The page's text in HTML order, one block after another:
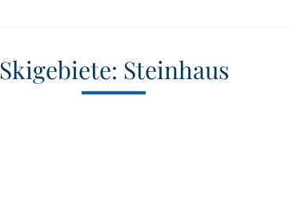
Skigebiete: Steinhaus